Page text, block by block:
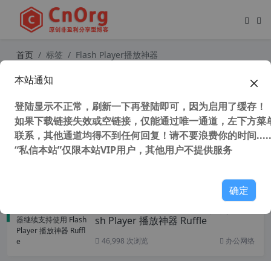
首页 标签 Flash Player播放神器
Ruffle Flash Player 2024 v0.1.0 开源
sh Player 播放神器 Ruffle
46,998 次浏览 办公网络
本站通知
登陆显示不正常，刷新一下再登陆即可，因为启用了缓存！
如果下载链接失效或空链接，仅能通过唯一通道，左下方菜
联系，其他通道均得不到任何回复！请不要浪费你的时间
“私信本站”仅限本站VIP用户，其他用户不提供服务
确定